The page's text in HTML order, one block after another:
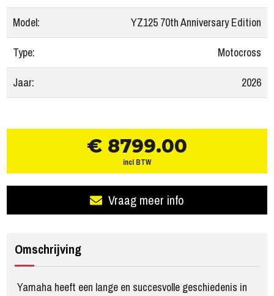
Model:
YZ125 70th Anniversary Edition
Type:
Motocross
Jaar:
2026
€ 8799.00
incl BTW
Vraag meer info
Omschrijving
Yamaha heeft een lange en succesvolle geschiedenis in